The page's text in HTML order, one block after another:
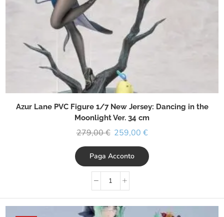
Azur Lane PVC Figure 1/7 New Jersey: Dancing in the
Moonlight Ver. 34 cm
279,00€ 259,00 €
Paga Acconto